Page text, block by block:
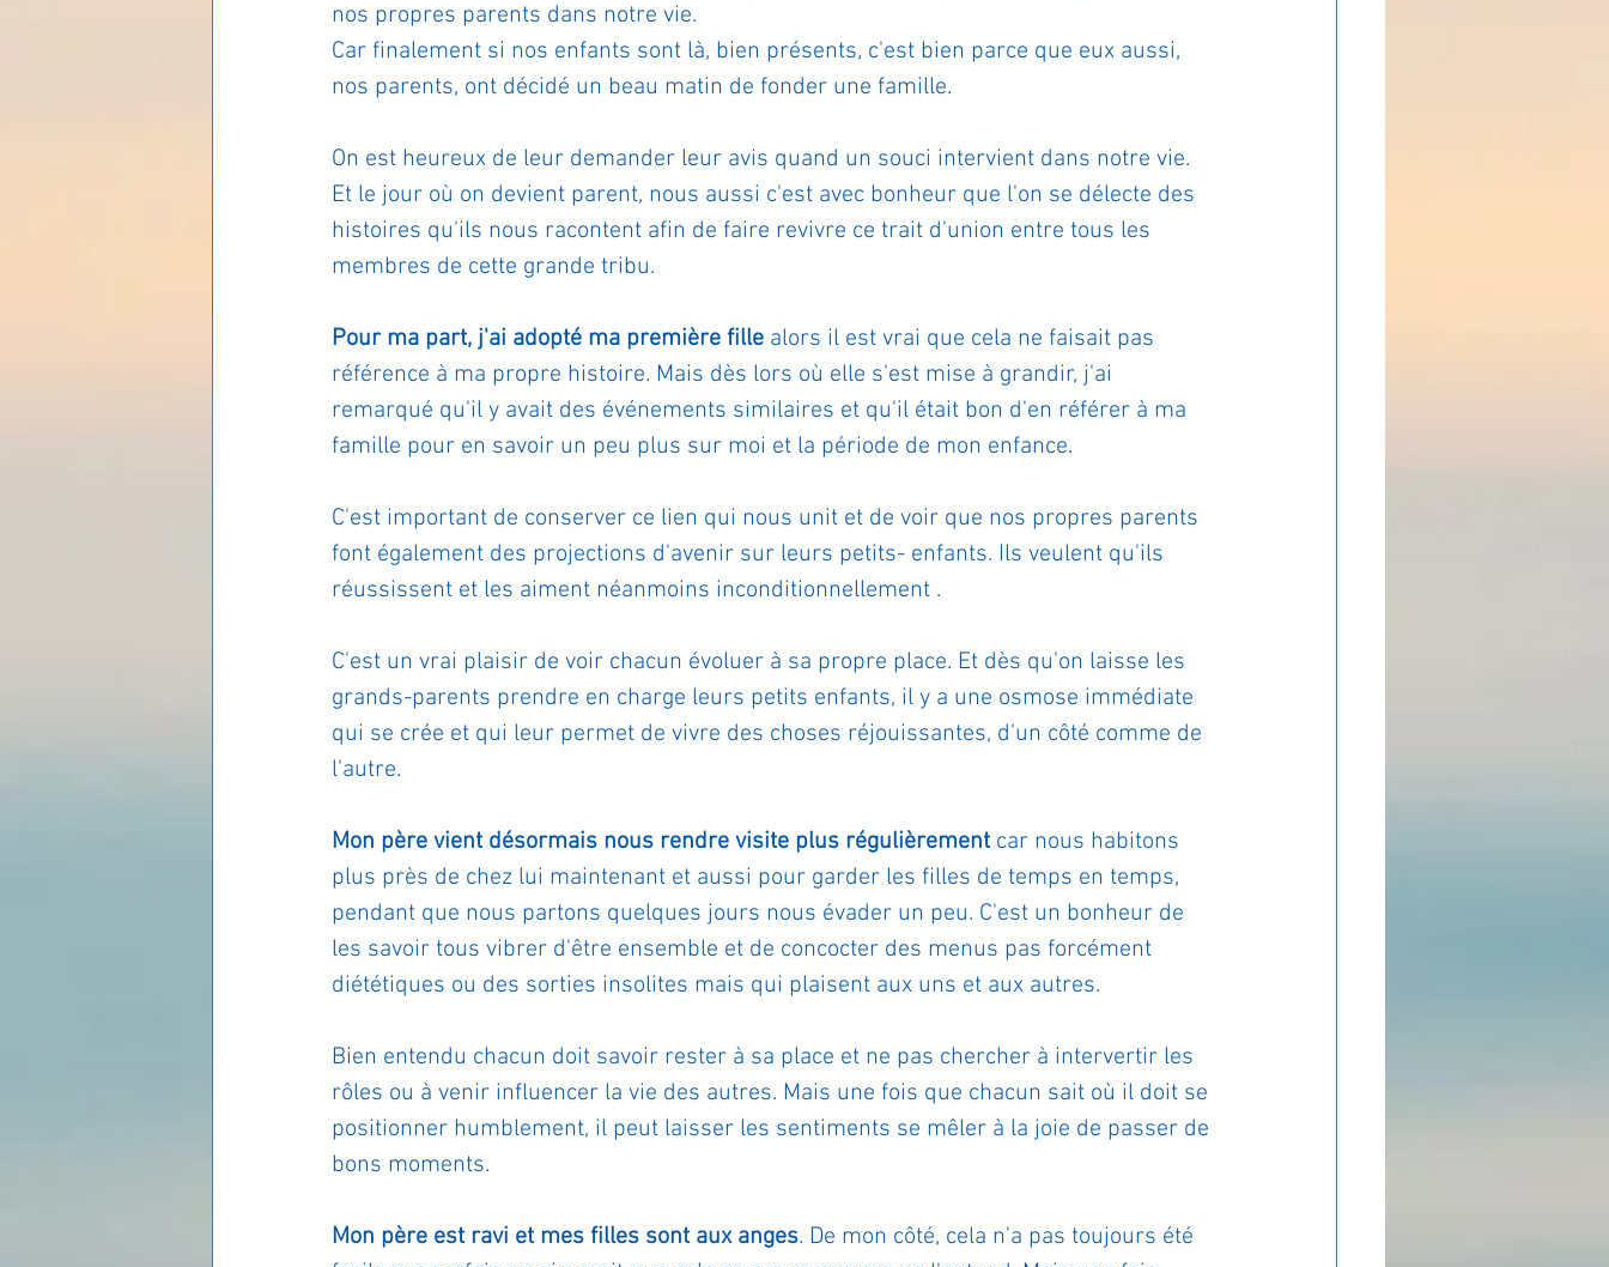
Les lois universelles Journal de bord Terestchenko Pensée du jour ADOLAND
nos propres parents dans notre vie.
Car finalement si nos enfants sont là, bien présents, c'est bien parce que eux aussi,
nos parents, ont décidé un beau matin de fonder une famille.
On est heureux de leur demander leur avis quand un souci intervient dans notre vie.
Et le jour où on devient parent, nous aussi c'est avec bonheur que l'on se délecte des
histoires qu'ils nous racontent afin de faire revivre ce trait d'union entre tous les
membres de cette grande tribu.
Pour ma part, j'ai adopté ma première fille alors il est vrai que cela ne faisait pas
référence à ma propre histoire. Mais dès lors où elle s'est mise à grandir, j'ai
remarqué qu'il y avait des événements similaires et qu'il était bon d'en référer à ma
famille pour en savoir un peu plus sur moi et la période de mon enfance.
C'est important de conserver ce lien qui nous unit et de voir que nos propres parents
font également des projections d'avenir sur leurs petits- enfants. Ils veulent qu'ils
réussissent et les aiment néanmoins inconditionnellement .
C'est un vrai plaisir de voir chacun évoluer à sa propre place. Et dès qu'on laisse les
grands-parents prendre en charge leurs petits enfants, il y a une osmose immédiate
qui se crée et qui leur permet de vivre des choses réjouissantes, d'un côté comme de
l'autre.
Mon père vient désormais nous rendre visite plus régulièrement car nous habitons
plus près de chez lui maintenant et aussi pour garder les filles de temps en temps,
pendant que nous partons quelques jours nous évader un peu. C'est un bonheur de
les savoir tous vibrer d'être ensemble et de concocter des menus pas forcément
diététiques ou des sorties insolites mais qui plaisent aux uns et aux autres.
Bien entendu chacun doit savoir rester à sa place et ne pas chercher à intervertir les
rôles ou à venir influencer la vie des autres. Mais une fois que chacun sait où il doit se
positionner humblement, il peut laisser les sentiments se mêler à la joie de passer de
bons moments.
Mon père est ravi et mes filles sont aux anges. De mon côté, cela n'a pas toujours été